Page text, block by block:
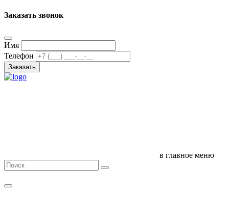
Заказать звонок
Имя
Телефон
Заказать
в главное меню